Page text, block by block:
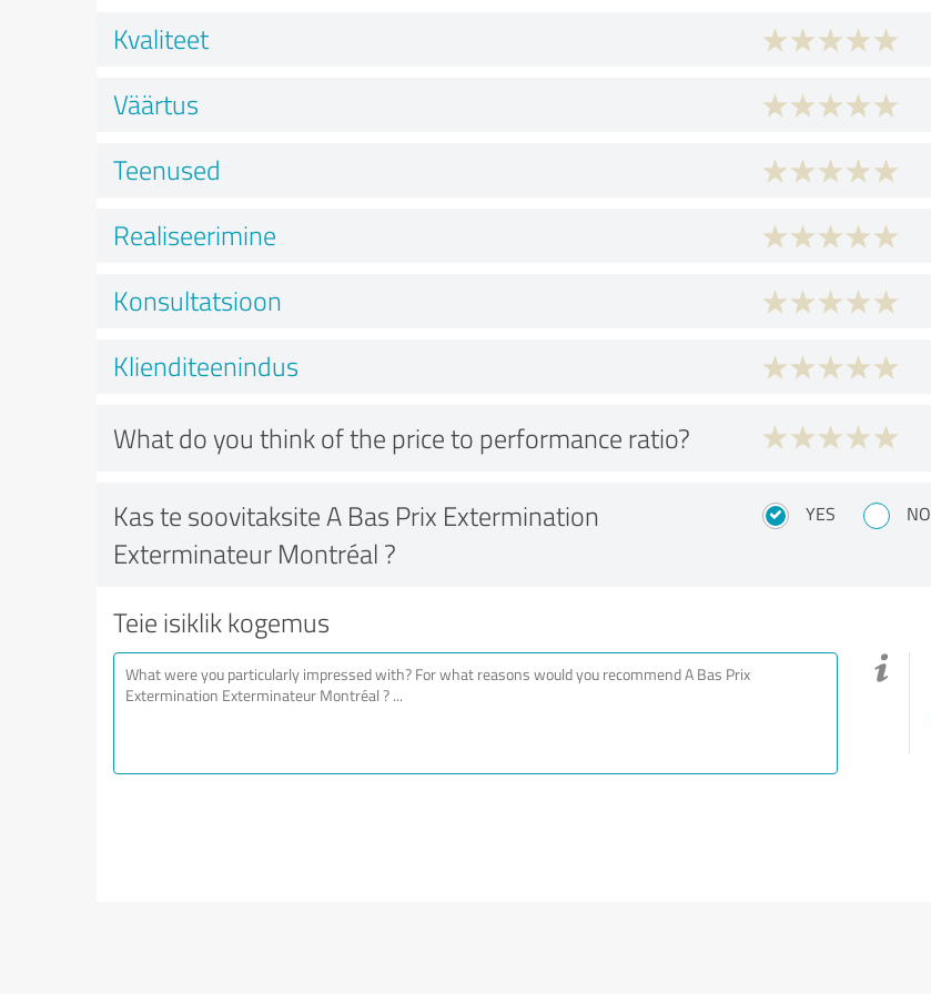
Kvaliteet
Väärtus
Teenused
Realiseerimine
Konsultatsioon
Klienditeenindus
What do you think of the price to performance ratio?
Kas te soovitaksite A Bas Prix Extermination
Exterminateur Montréal ?
YES NO
Teie isiklik kogemus